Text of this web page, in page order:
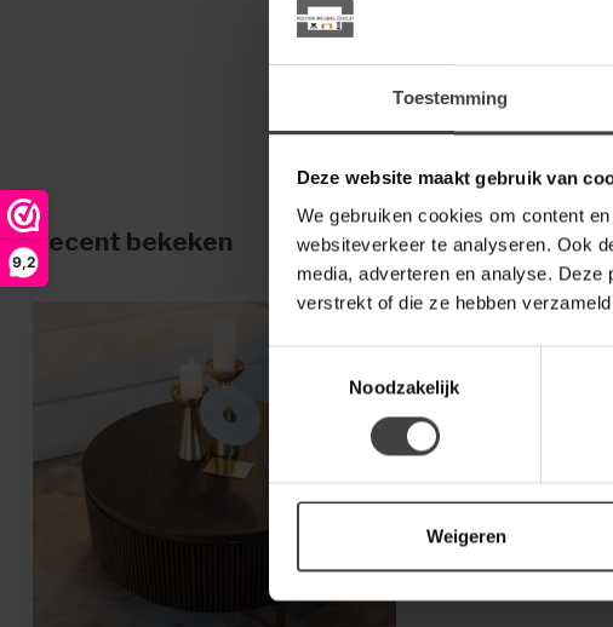
Toestemming
Deze website maakt gebruik van
We gebruiken cookies om content
websiteverkeer te analyseren. Ook
media, adverteren en analyse.
verstrekt of die ze hebben
Noodzakelijk
Weigeren
9,2
Recent bekeken